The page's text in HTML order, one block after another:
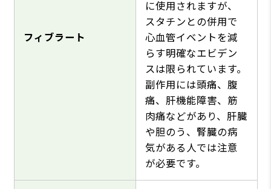
フィブラート
に使用されますが、
スタチンとの併用で
心血管イベントを減
らす明確なエビデン
スは限られています。
副作用には頭痛、腹
痛、肝機能障害、筋
肉痛などがあり、肝臓
や胆のう、腎臓の病
気がある人では注意
が必要です。